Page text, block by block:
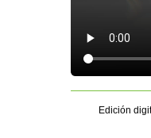
Edición